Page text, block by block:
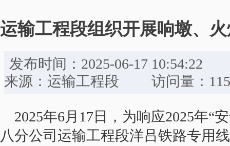
运输工程段组织开展响墩、
发布时间：2025-06-17
来源：运输工程段 访问量：
2025年6月17日，为响应2025年“
八分公司运输工程段洋吕铁路专用